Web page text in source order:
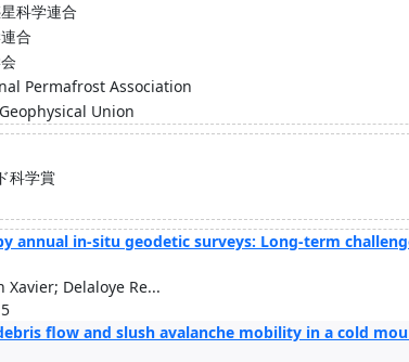
科学連合
合
Permafrost Association
Union
科学賞
annual in-situ geodetic surveys: Long-term
Delaloye Re...
flow and slush avalanche mobility in a cold